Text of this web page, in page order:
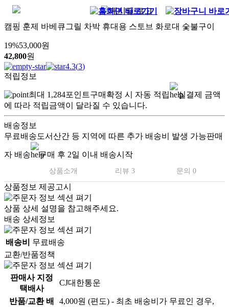
캠핑 훈제 바베큐그릴 차박 휴대용 스토브 화로대 숯불구이
19%53,000원
42,800원
4.3(3)
적립정보
최대 1,284포인트구매확정 시 자동 적립
실결제 금액
에 따라 적립금액이 달라질 수 있습니다.
배송정보
무료배송도서산간 등 지역에 따른 추가 배송비 발생 가능판매
자 배송 구매 후 2일 이내 배송시작
상품소개 리뷰 3 문의 0
상품정보 제공고시
상품 상세 설명을 참고해주세요.
배송 상세정보
배송비
무료배송
교환/반품정책
판매사 지정
택배사
CJ대한통운
반품/교환 배
4,000원 (편도) - 최초 배송비가 무료인 경우,